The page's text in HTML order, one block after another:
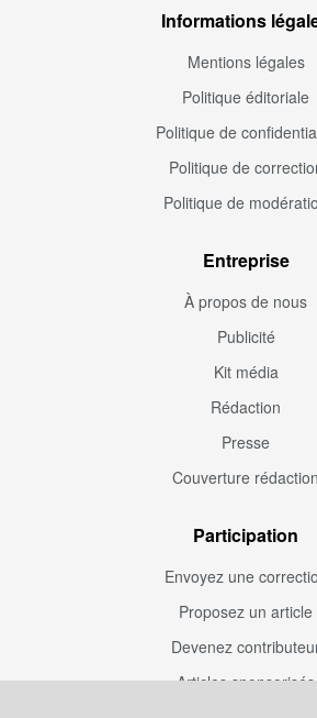
Informations
Mentions légales
Politique éditoriale
Politique de
Politique de
Politique de
Entreprise
À propos de nous
Publicité
Kit média
Rédaction
Presse
Couverture rédaction
Participation
Envoyez une
Proposez un article
Devenez
Articles sponsorisés